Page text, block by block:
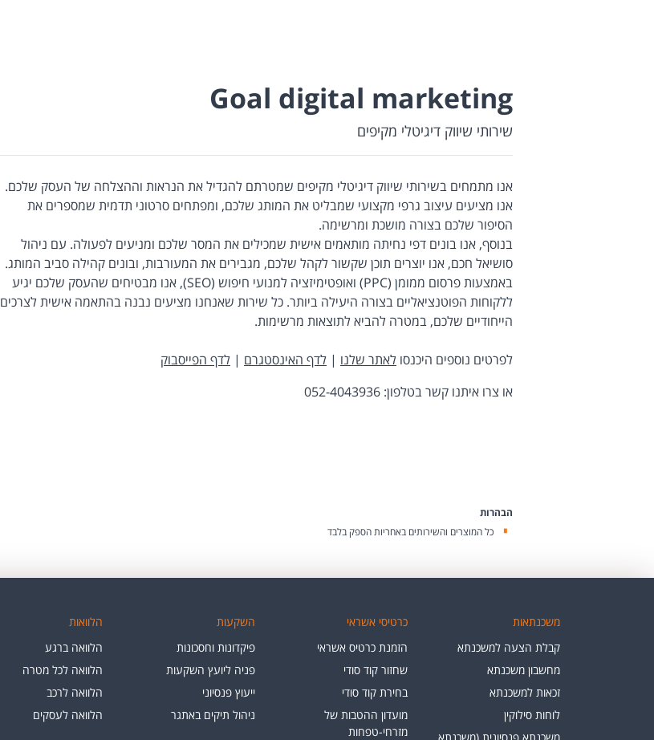
Goal digital marketing
שירותי שיווק דיגיטלי מקיפים
אנו מתמחים בשירותי שיווק דיגיטלי מקיפים שמטרתם להגדיל את הנראות וההצלחה של העסק שלכם.
אנו מציעים עיצוב גרפי מקצועי שמבליט את המותג שלכם, ומפתחים סרטוני תדמית שמספרים את
הסיפור שלכם בצורה מושכת ומרשימה.
בנוסף, אנו בונים דפי נחיתה מותאמים אישית שמכילים את המסר שלכם ומניעים לפעולה. עם ניהול
סושיאל חכם, אנו יוצרים תוכן שקשור לקהל שלכם, מגבירים את המעורבות, ובונים קהילה סביב המותג.
באמצעות פרסום ממומן (PPC) ואופטימיזציה למנועי חיפוש (SEO), אנו מבטיחים שהעסק שלכם יגיע
ללקוחות הפוטנציאליים בצורה היעילה ביותר. כל שירות שאנחנו מציעים נבנה בהתאמה אישית לצרכים
הייחודיים שלכם, במטרה להביא לתוצאות מרשימות.
לפרטים נוספים היכנסו לאתר שלנו | לדף האינסטגרם | לדף הפייסבוק
או צרו איתנו קשר בטלפון: 052-4043936
הבהרות
כל המוצרים והשירותים באחריות הספק בלבד
משכנתאות
קבלת הצעה למשכנתא
מחשבון משכנתא
זכאות למשכנתא
לוחות סילוקין
כרטיסי אשראי
הזמנת כרטיס אשראי
שחזור קוד סודי
בחירת קוד סודי
מועדון ההטבות של
מזרחי-טפחות
השקעות
פיקדונות וחסכונות
פניה ליועץ השקעות
ייעוץ פנסיוני
ניהול תיקים באתגר
הלוואות
הלוואה ברגע
הלוואה לכל מטרה
הלוואה לרכב
הלוואה לעסקים